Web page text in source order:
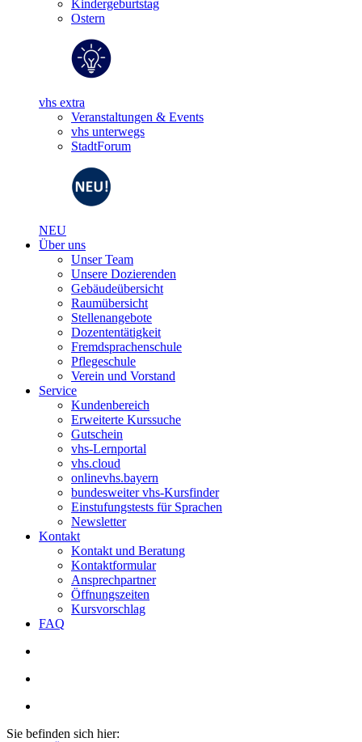
Kindergeburtstag
Ostern
vhs extra
Veranstaltungen & Events
vhs unterwegs
StadtForum
NEU
Über uns
Unser Team
Unsere Dozierenden
Gebäudeübersicht
Raumübersicht
Stellenangebote
Dozententätigkeit
Fremdsprachenschule
Pflegeschule
Verein und Vorstand
Service
Kundenbereich
Erweiterte Kurssuche
Gutschein
vhs-Lernportal
vhs.cloud
onlinevhs.bayern
bundesweiter vhs-Kursfinder
Einstufungstests für Sprachen
Newsletter
Kontakt
Kontakt und Beratung
Kontaktformular
Ansprechpartner
Öffnungszeiten
Kursvorschlag
FAQ
Sie befinden sich hier: